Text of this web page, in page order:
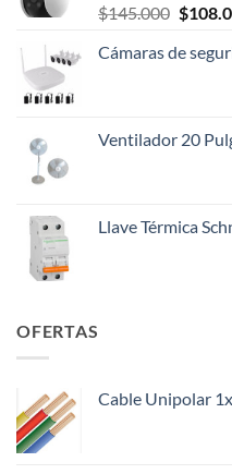
$145.000 El
$
Cámaras de
Ventilador 20
Llave Térmica
OFERTAS
Cable Unipolar